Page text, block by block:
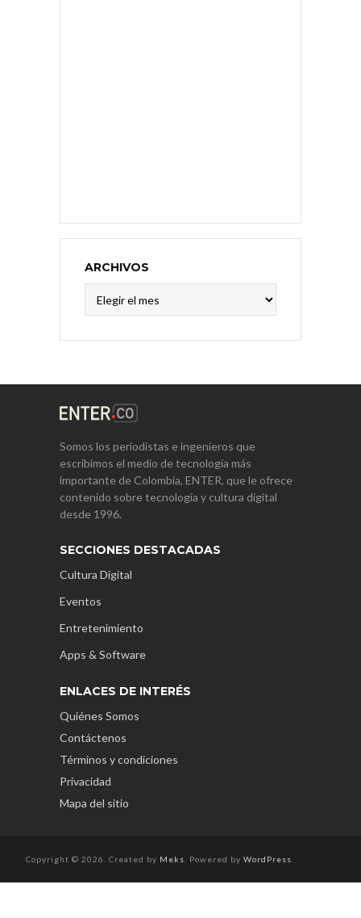
ARCHIVOS
Somos los periodistas e ingenieros que
escribimos el medio de tecnología más
importante de Colombia, ENTER, que le ofrece
contenido sobre tecnología y cultura digital
desde 1996.
SECCIONES DESTACADAS
Cultura Digital
Eventos
Entretenimiento
Apps & Software
ENLACES DE INTERÉS
Quiénes Somos
Contáctenos
Términos y condiciones
Privacidad
Mapa del sitio
Copyright © 2026. Created by Meks . Powered by WordPress